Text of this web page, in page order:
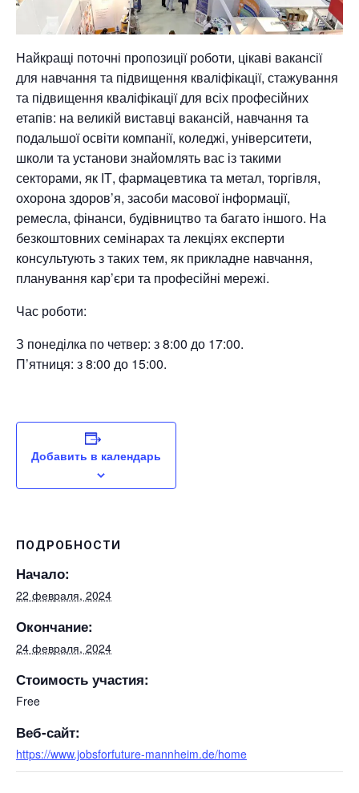
Найкращі поточні пропозиції роботи, цікаві вакансії
для навчання та підвищення кваліфікації, стажування
та підвищення кваліфікації для всіх професійних
етапів: на великій виставці вакансій, навчання та
подальшої освіти компанії, коледжі, університети,
школи та установи знайомлять вас із такими
секторами, як ІТ, фармацевтика та метал, торгівля,
охорона здоров’я, засоби масової інформації,
ремесла, фінанси, будівництво та багато іншого. На
безкоштовних семінарах та лекціях експерти
консультують з таких тем, як прикладне навчання,
планування кар’єри та професійні мережі.
Час роботи:
З понеділка по четвер: з 8:00 до 17:00.
П’ятниця: з 8:00 до 15:00.
Добавить в календарь
ПОДРОБНОСТИ
Начало:
22 февраля, 2024
Окончание:
24 февраля, 2024
Стоимость участия:
Free
Веб-сайт:
https://www.jobsforfuture-mannheim.de/home